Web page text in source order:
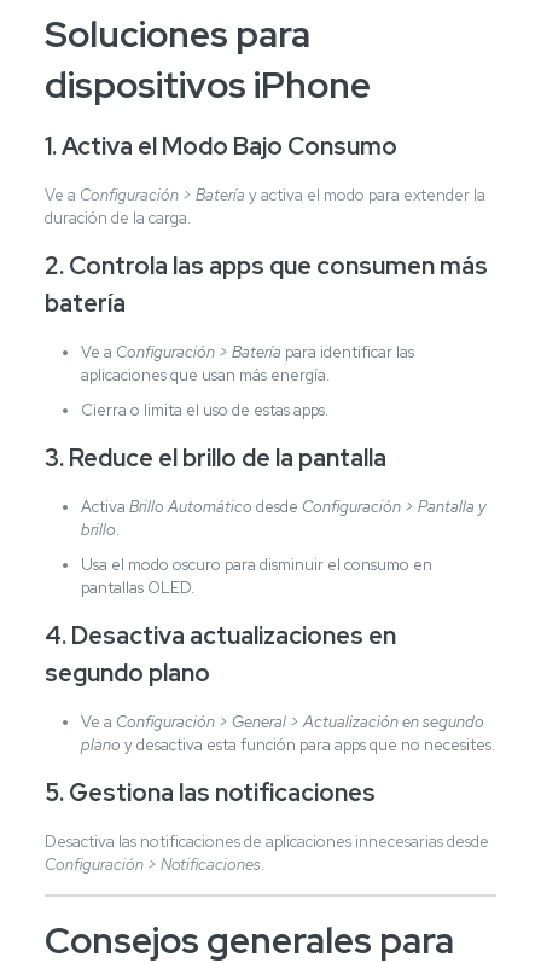
Soluciones para
dispositivos iPhone
1. Activa el Modo Bajo Consumo
Ve a Configuración > Batería y activa el modo para extender la
duración de la carga.
2. Controla las apps que consumen más
batería
Ve a Configuración > Batería para identificar las
aplicaciones que usan más energía.
Cierra o limita el uso de estas apps.
3. Reduce el brillo de la pantalla
Activa Brillo Automático desde Configuración > Pantalla y
brillo.
Usa el modo oscuro para disminuir el consumo en
pantallas OLED.
4. Desactiva actualizaciones en
segundo plano
Ve a Configuración > General > Actualización en segundo
plano y desactiva esta función para apps que no necesites.
5. Gestiona las notificaciones
Desactiva las notificaciones de aplicaciones innecesarias desde
Configuración > Notificaciones.
Consejos generales para